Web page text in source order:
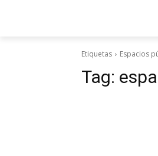
Etiquetas Espacios
Tag: